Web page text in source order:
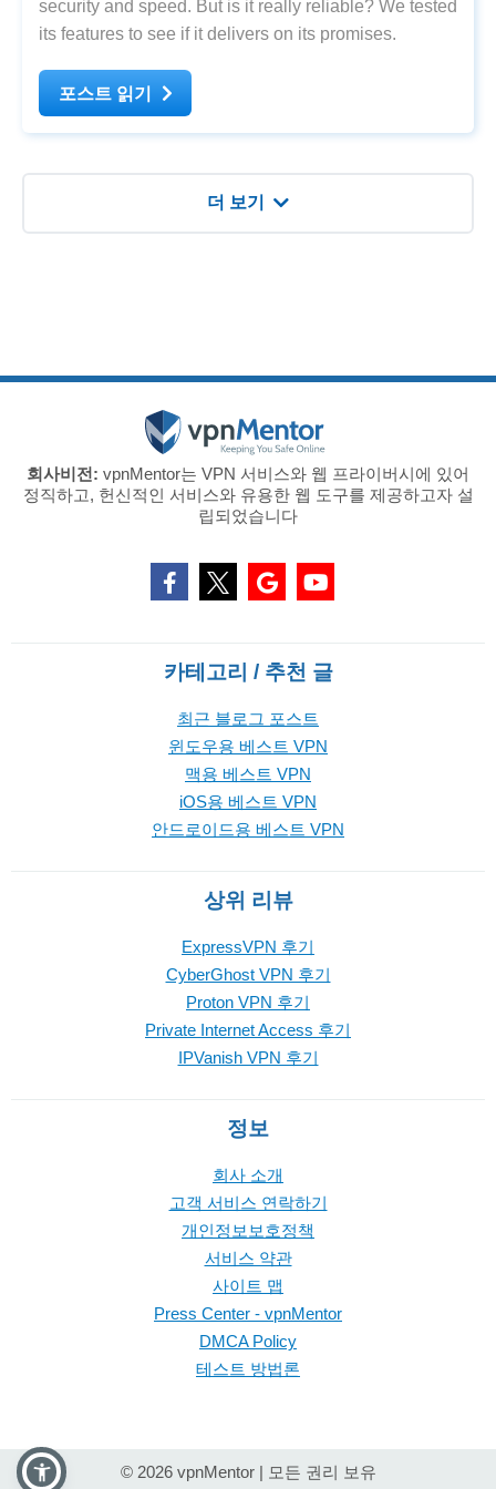
security and speed. But is it really reliable? We tested
its features to see if it delivers on its promises.
포스트 읽기
더 보기
회사비전: vpnMentor는 VPN 서비스와 웹 프라이버시에 있어
정직하고, 헌신적인 서비스와 유용한 웹 도구를 제공하고자 설
립되었습니다
카테고리 / 추천 글
최근 블로그 포스트
윈도우용 베스트 VPN
맥용 베스트 VPN
iOS용 베스트 VPN
안드로이드용 베스트 VPN
상위 리뷰
ExpressVPN 후기
CyberGhost VPN 후기
Proton VPN 후기
Private Internet Access 후기
IPVanish VPN 후기
정보
회사 소개
고객 서비스 연락하기
개인정보보호정책
서비스 약관
사이트 맵
Press Center - vpnMentor
DMCA Policy
테스트 방법론
© 2026 vpnMentor | 모든 권리 보유